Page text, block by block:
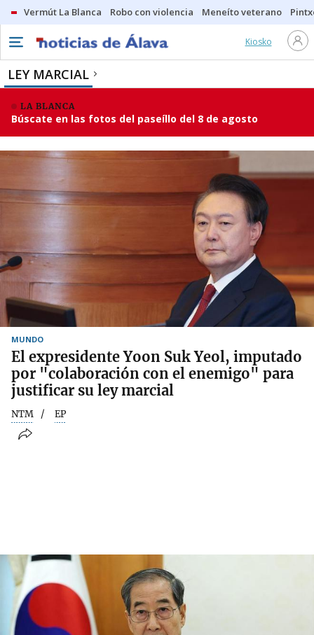
Vermút La Blanca Robo con violencia Meneíto veterano
Kiosko
LEY MARCIAL
LA BLANCA
Búscate en las fotos del paseíllo del 8 de agosto
MUNDO
El expresidente Yoon Suk Yeol, imputado
por "colaboración con el enemigo" para
justificar su ley marcial
NTM EP